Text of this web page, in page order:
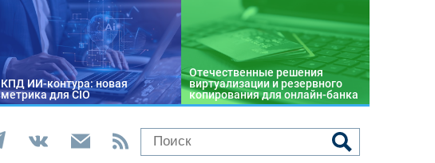
КПД ИИ-контура: новая
метрика для CIO
Отечественные решения
виртуализации и резервного
копирования для онлайн-банка